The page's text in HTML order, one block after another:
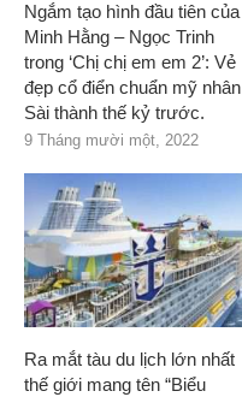
Ngắm tạo hình đầu tiên của
Minh Hằng – Ngọc Trinh
trong ‘Chị chị em em 2’: Vẻ
đẹp cổ điển chuẩn mỹ nhân
Sài thành thế kỷ trước.
9 Tháng mười một, 2022
Ra mắt tàu du lịch lớn nhất
thế giới mang tên “Biểu